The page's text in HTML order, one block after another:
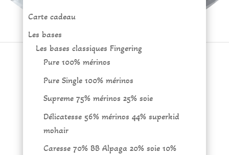
Carte cadeau
Les bases
Les bases classiques Fingering
Pure 100% mérinos
Pure Single 100% mérinos
Supreme 75% mérinos 25% soie
Délicatesse 56% mérinos 44% superkid
mohair
Caresse 70% BB Alpaga 20% soie 10%